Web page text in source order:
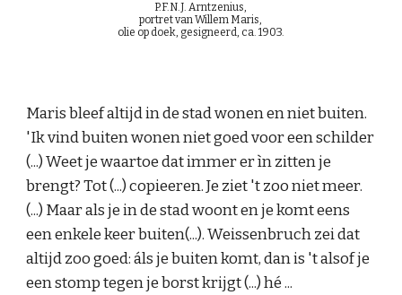
P.F.N.J. Arntzenius,
portret van Willem Maris,
olie op doek, gesigneerd, ca. 1903.
Maris bleef altijd in de stad wonen en niet buiten.
'Ik vind buiten wonen niet goed voor een schilder
(...) Weet je waartoe dat immer er ìn zitten je
brengt? Tot (...) copieeren. Je ziet 't zoo niet meer.
(...) Maar als je in de stad woont en je komt eens
een enkele keer buiten(...). Weissenbruch zei dat
altijd zoo goed: áls je buiten komt, dan is 't alsof je
een stomp tegen je borst krijgt (...) hé ...